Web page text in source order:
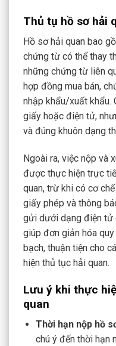
Thủ tụ hồ sơ hải
Hồ sơ hải quan bao
chứng từ có thể thay
những chứng từ liên
hợp đồng mua bán,
nhập khẩu/xuất khẩu.
giấy hoặc điện tử,
và đúng khuôn dạng
Ngoài ra, việc nộp và
được thực hiện trực
quan, trừ khi có cơ
giấy phép và thông
gửi dưới dạng điện tử
giúp đơn giản hóa
bạch, thuận tiện cho
hiện thủ tục hải quan.
Lưu ý khi thực
quan
Thời hạn nộp hồ
chú ý đến thời hạn